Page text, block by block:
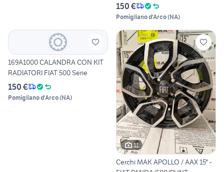
150 €
Pomigliano d'Arco(NA)
169A1000 CALANDRA CON KIT
RADIATORI FIAT 500 Serie
150 €
Pomigliano d'Arco(NA)
11
Cerchi MAK APOLLO / AAX 15" -